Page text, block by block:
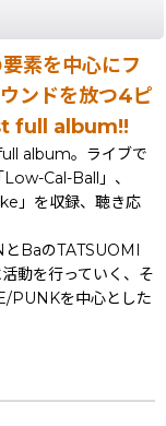
素を中心にフ
ンドを放つ4ピ
full album!!
album。ライブで
Cal-Ball」、
」を収録、聴き応
BaのTATSUOMI
動を行っていく、そ
PUNKを中心とした